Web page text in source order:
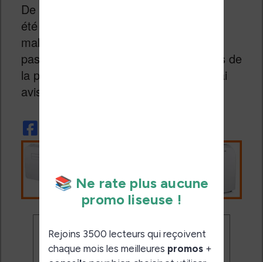
De même côté Sony, la
été annoncée. Il semble
malheureusement qu’elle ne contienne
pas d’éclairage intégré. Mais attendons de
la prendre en main pour se faire un vrai
avis sur la question.
Ne rate plus aucune